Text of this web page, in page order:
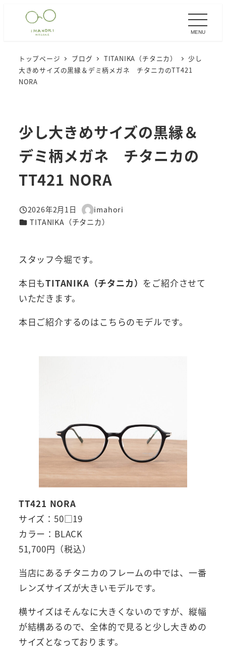
MENU
トップページ ブログ TITANIKA（チタニカ）
少し
大きめサイズの黒縁＆デミ柄メガネ チタニカのTT421
NORA
少し大きめサイズの黒縁＆
デミ柄メガネ チタニカの
TT421 NORA
投稿日
2026年2月1日
著
者
imahori
カテゴリー
TITANIKA（チタニカ）
スタッフ今堀です。
本日もTITANIKA（チタニカ） をご紹介させて
いただきます。
本日ご紹介するのはこちらのモデルです。
TT421 NORA
サイズ：50□19
カラー：BLACK
51,700円（税込）
当店にあるチタニカのフレームの中では、一番
レンズサイズが大きいモデルです。
横サイズはそんなに大きくないのですが、縦幅
が結構あるので、全体的で見ると少し大きめの
サイズとなっております。